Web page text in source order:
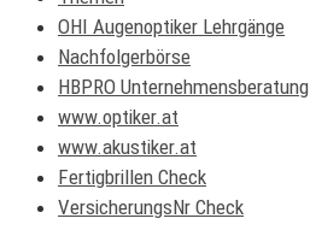
OHI Augenoptiker Lehrgänge
Nachfolgerbörse
HBPRO Unternehmensberatung
www.optiker.at
www.akustiker.at
Fertigbrillen Check
VersicherungsNr Check